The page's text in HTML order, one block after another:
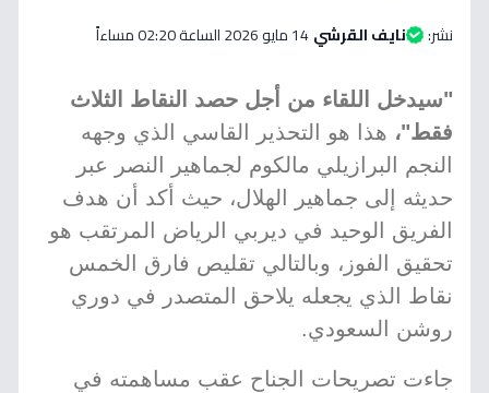
نشر: نايف القرشي14 مايو 2026 الساعة 02:20 مساءاً
"سيدخل اللقاء من أجل حصد النقاط الثلاث
فقط"، هذا هو التحذير القاسي الذي وجهه
النجم البرازيلي مالكوم لجماهير النصر عبر
حديثه إلى جماهير الهلال، حيث أكد أن هدف
الفريق الوحيد في ديربي الرياض المرتقب هو
تحقيق الفوز، وبالتالي تقليص فارق الخمس
نقاط الذي يجعله يلاحق المتصدر في دوري
روشن السعودي.
جاءت تصريحات الجناح عقب مساهمته في